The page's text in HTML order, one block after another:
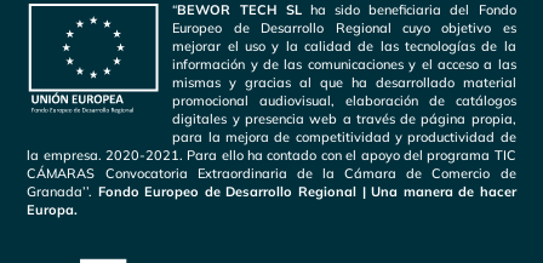
“BEWOR TECH SLha sido beneficiaria del Fondo
Europeo de Desarrollo Regional cuyo objetivo es
mejorar el uso y la calidad de las tecnologías de la
información y de las comunicaciones y el acceso a las
mismas y gracias al que ha desarrollado material
promocional audiovisual, elaboración de catálogos
digitales y presencia web a través de página propia,
para la mejora de competitividad y productividad de
la empresa. 2020-2021. Para ello ha contado con el apoyo del programa TIC
CÁMARAS Convocatoria Extraordinaria de la Cámara de Comercio de
Granada’’. Fondo Europeo de Desarrollo Regional | Una manera de hacer
Europa.